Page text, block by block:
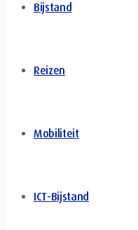
Bijstand
Reizen
Mobiliteit
ICT-Bijstand